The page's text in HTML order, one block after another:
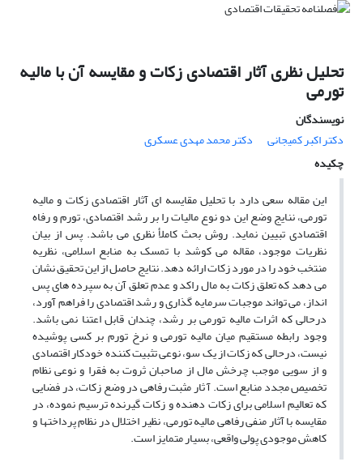
تحلیل نظری آثار اقتصادی زکات و مقایسه آن با مالیه
تورمی
نویسندگان
دکتر اکبر کمیجانى
دکتر محمد مهدى عسکرى
چکیده
این مقاله سعی دارد با تحلیل مقایسه ای آثار اقتصادی زکات و مالیه
تورمی، ننایج وضع این دو نوع مالیات را بر رشد اقتصادی، تورم و رفاه
اقتصادی تبیین نماید. روش بحث کاملأ نظری می باشد. پس از بیان
نظریات موجود، مقاله می کوشد با تمسک به منابع اسلامی، نظریه
منتخب خود را در مورد زکات ارائه دهد. نتایج حاصل از این تحقیق نشان
می دهد که تعلق زکات به مال راکد و عدم تعلق آن به سپرده های پس
انداز، می تواند موجبات سرمایه گذاری و رشد اقتصادی را فراهم آورد،
درحالی که اثرات مالیه تورمی بر رشد، چندان قابل اعتنا نمی باشد.
وجود رابطه مستقیم میان مالیه تورمی و نرخ تورم بر کسی پوشیده
نیست، درحالی که زکات از یک سو، نوعی تثبیت کننده خودکار اقتصادی
و از سویی موجب چرخش مال از صاحبان ثروت به فقرا و نوعی نظام
تخصیص مجدد منابع است. آ ثار مثبت رفاهی در وضع زکات، در فضایی
که تعالیم اسلامی برای زکات دهنده و زکات گیرنده ترسیم نموده، در
مقایسه با آثار منفی رفاهی مالیه تورمی، نظیر اختلال در نظام پرداختها و
کاهش موجودی پولی واقعی، بسیار متمایز است.